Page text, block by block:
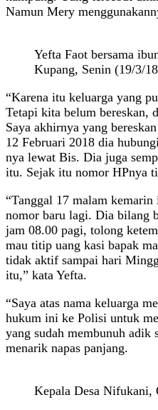
Namun Mery
Yefta Faot bersama
Kupang, Senin (19/3/
“Karena itu keluarga yang
Tetapi kita belum bereskan,
Saya akhirnya yang
12 Februari 2018 dia
nya lewat Bis. Dia juga
itu. Sejak itu nomor HPnya
“Tanggal 17 malam
nomor baru lagi. Dia bilang
jam 08.00 pagi, tolong
mau titip uang kasi bapak
tidak aktif sampai hari
itu,” kata Yefta.
“Saya atas nama keluarga
hukum ini ke Polisi untuk
yang sudah membunuh adik
menarik napas panjang.
Kepala Desa Nifukani,